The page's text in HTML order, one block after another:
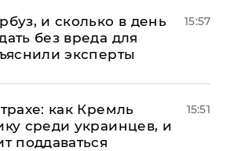
и сколько в день
без вреда для
эксперты
15:57
как Кремль
среди украинцев, и
поддаваться
15:51